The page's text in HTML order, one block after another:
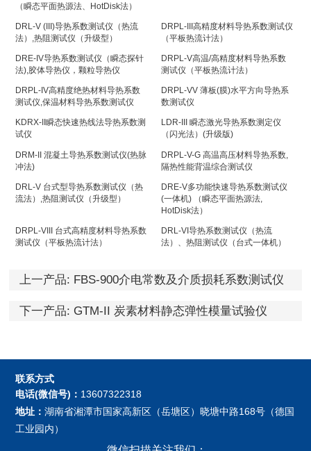
（瞬态平面热源法、HotDisk法）
DRL-V (III)导热系数测试仪（热流
法）,热阻测试仪（升级型）
DRPL-III高精度材料导热系数测试仪
（平板热流计法）
DRE-IV导热系数测试仪（瞬态探针
法),胶体导热仪，颗粒导热仪
DRPL-V高温/高精度材料导热系数
测试仪（平板热流计法）
DRPL-IV高精度绝热材料导热系数
测试仪,保温材料导热系数测试仪
DRPL-VV 薄板(膜)水平方向导热系
数测试仪
KDRX-II瞬态快速热线法导热系数测
试仪
LDR-III 瞬态激光导热系数测定仪
（闪光法）(升级版)
DRM-II 混凝土导热系数测试仪(热脉
冲法)
DRPL-V-G 高温高压材料导热系数,
隔热性能背温综合测试仪
DRL-V 台式型导热系数测试仪（热
流法）,热阻测试仪（升级型）
DRE-V多功能快速导热系数测试仪
(一体机) （瞬态平面热源法,
HotDisk法）
DRPL-VIII 台式高精度材料导热系数
测试仪（平板热流计法）
DRL-VI导热系数测试仪（热流
法）、热阻测试仪（台式一体机）
上一产品: FBS-900介电常数及介质损耗系数测试仪
下一产品: GTM-II 炭素材料静态弹性模量试验仪
联系方式
电话(微信号)： 13607322318
地址：湖南省湘潭市国家高新区（岳塘区）晓塘中路168号（德国
工业园内）